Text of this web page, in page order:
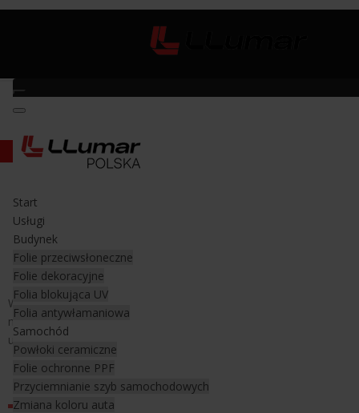
Start
Usługi
Budynek
Folie przeciwsłoneczne
Folie dekoracyjne
Folia blokująca UV
Folia antywłamaniowa
Samochód
Powłoki ceramiczne
Folie ochronne PPF
Przyciemnianie szyb samochodowych
Zmiana koloru auta
Plastikowe żyletki
Do skrobaka neon mini
Wykonane z plastiku żyletki 2,5 cm pasujące do skrobaka neon
mini i skrobaka do mocniejszych zadań. Spisuj się doskonale do
usuwania starych naklejek z powierzchni szyby.
Znajduje również zastosowanie do wygładzania zerodowanych
linii grzewczych na tylnej szybie w aucie.